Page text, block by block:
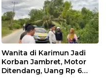
Wanita di Karimun Jadi
Korban Jambret, Motor
Ditendang, Uang Rp 6